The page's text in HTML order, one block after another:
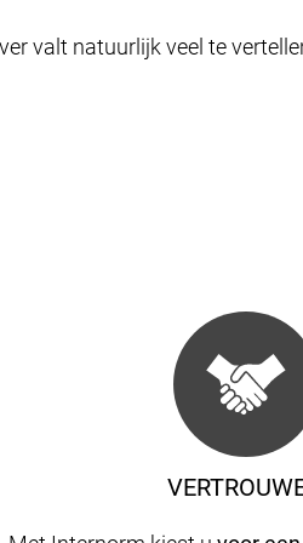
valt natuurlijk veel te